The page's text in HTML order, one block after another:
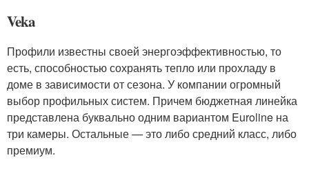
Veka
Профили известны своей энергоэффективностью, то
есть, способностью сохранять тепло или прохладу в
доме в зависимости от сезона. У компании огромный
выбор профильных систем. Причем бюджетная линейка
представлена буквально одним вариантом Euroline на
три камеры. Остальные — это либо средний класс, либо
премиум.